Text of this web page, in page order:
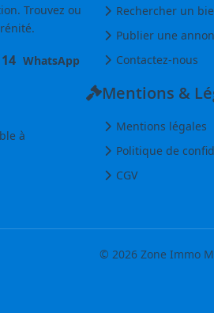
Trouvez ou
WhatsApp
à
Rechercher un
Publier une
Contactez-nous
Mentions &
Mentions légales
Politique de
CGV
© 2026 Zone Immo